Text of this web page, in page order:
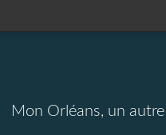
Mon Orléans, un